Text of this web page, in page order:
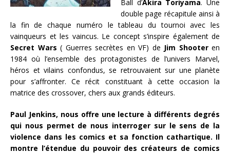
Ball d’Akira Toriyama. Une
double page récapitule ainsi à
la fin de chaque numéro le tableau du tournoi avec les
vainqueurs et les vaincus. Le concept s’inspire également de
Secret Wars ( Guerres secrètes en VF) de Jim Shooteren
1984 où l’ensemble des protagonistes de l’univers Marvel,
héros et vilains confondus, se retrouvaient sur une planète
pour s’affronter. Ce récit constituant à cette occasion la
matrice des crossover, chers aux grands éditeurs.
Paul Jenkins, nous offre une lecture à différents degrés
qui nous permet de nous interroger sur le sens de la
violence dans les comics et sa fonction cathartique. Il
montre l’étendue du pouvoir des créateurs de comics